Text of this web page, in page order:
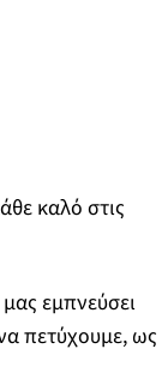
καλό στις
εμπνεύσει
πετύχουμε, ως